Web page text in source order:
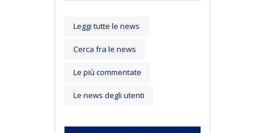
Leggi tutte le news
Cerca fra le news
Le più commentate
Le news degli utenti